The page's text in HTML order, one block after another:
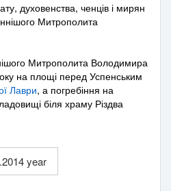
духовенства, ченців і мирян
Митрополита
Митрополита Володимира
на площі перед Успенським
Лаври, а погребіння на
біля храму Різдва
year